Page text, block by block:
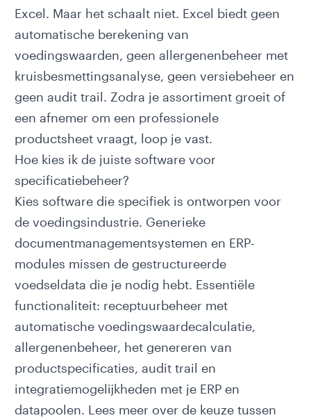
Excel. Maar het schaalt niet. Excel biedt geen
automatische berekening van
voedingswaarden, geen allergenenbeheer met
kruisbesmettingsanalyse, geen versiebeheer en
geen audit trail. Zodra je assortiment groeit of
een afnemer om een professionele
productsheet vraagt, loop je vast.
Hoe kies ik de juiste software voor
specificatiebeheer?
Kies software die specifiek is ontworpen voor
de voedingsindustrie. Generieke
documentmanagementsystemen en ERP-
modules missen de gestructureerde
voedseldata die je nodig hebt. Essentiële
functionaliteit: receptuurbeheer met
automatische voedingswaardecalculatie,
allergenenbeheer, het genereren van
productspecificaties, audit trail en
integratiemogelijkheden met je ERP en
datapoolen. Lees meer over de keuze tussen